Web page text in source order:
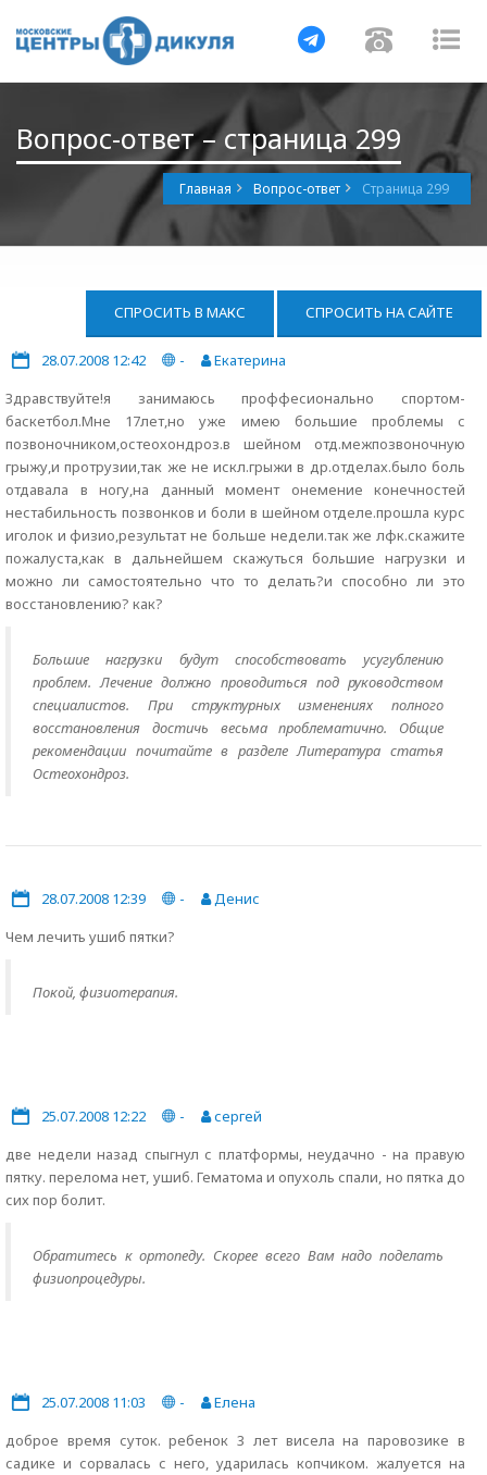
Навигация
Вопрос-ответ – страница 299
Главная Вопрос-ответ Страница 299
СПРОСИТЬ В МАКС СПРОСИТЬ НА САЙТЕ
28.07.2008 12:42 -
Екатерина
Здравствуйте!я занимаюсь проффесионально спортом-
баскетбол.Мне 17лет,но уже имею большие проблемы с
позвоночником,остеохондроз.в шейном отд.межпозвоночную
грыжу,и протрузии,так же не искл.грыжи в др.отделах.было боль
отдавала в ногу,на данный момент онемение конечностей
нестабильность позвонков и боли в шейном отделе.прошла курс
иголок и физио,результат не больше недели.так же лфк.скажите
пожалуста,как в дальнейшем скажуться большие нагрузки и
можно ли самостоятельно что то делать?и способно ли это
восстановлению? как?
Большие нагрузки будут способствовать усугублению
проблем. Лечение должно проводиться под руководством
специалистов. При структурных изменениях полного
восстановления достичь весьма проблематично. Общие
рекомендации почитайте в разделе Литература статья
Остеохондроз.
28.07.2008 12:39 -
Денис
Чем лечить ушиб пятки?
Покой, физиотерапия.
25.07.2008 12:22 -
сергей
две недели назад спыгнул с платформы, неудачно - на правую
пятку. перелома нет, ушиб. Гематома и опухоль спали, но пятка до
сих пор болит.
Обратитесь к ортопеду. Скорее всего Вам надо поделать
физиопроцедуры.
25.07.2008 11:03 -
Елена
доброе время суток. ребенок 3 лет висела на паровозике в
садике и сорвалась с него, ударилась копчиком. жалуется на